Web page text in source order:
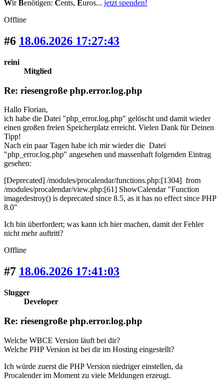
WirBenötigen: Cents, Euros... jetzt spenden!
Offline
#6 18.06.2026 17:27:43
reini
Mitglied
Re: riesengroße php.error.log.php
Hallo Florian,
ich habe die Datei "php_error.log.php" gelöscht und damit wieder
einen großen freien Speicherplatz erreicht. Vielen Dank für Deinen
Tipp!
Nach ein paar Tagen habe ich mir wieder die Datei
"php_error.log.php" angesehen und massenhaft folgenden Eintrag
gesehen:
[Deprecated] /modules/procalendar/functions.php:[1304] from
/modules/procalendar/view.php:[61] ShowCalendar "Function
imagedestroy() is deprecated since 8.5, as it has no effect since PHP
8.0"
Ich bin überfordert; was kann ich hier machen, damit der Fehler
nicht mehr auftritt?
Offline
#7 18.06.2026 17:41:03
Slugger
Developer
Re: riesengroße php.error.log.php
Welche WBCE Version läuft bei dir?
Welche PHP Version ist bei dir im Hosting eingestellt?
Ich würde zuerst die PHP Version niedriger einstellen, da
Procalender im Moment zu viele Meldungen erzeugt.